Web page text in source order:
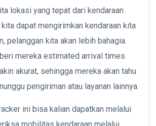
lokasi yang tepat dari kendaraan
dapat mengirimkan kendaraan kita
pelanggan kita akan lebih bahagia.
mereka estimated arrival times
akurat, sehingga mereka akan tahu
pengiriman atau layanan lainnya.
ini bisa kalian dapatkan melalui